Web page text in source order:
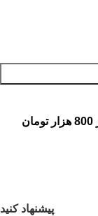
پیشنهاد کنید